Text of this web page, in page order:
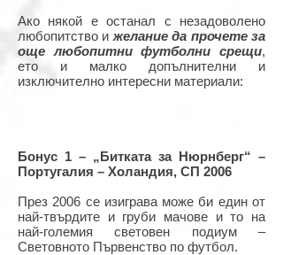
Ако някой е останал с незадоволено
любопитство и желание да прочете за
още любопитни футболни срещи,
ето и малко допълнителни и
изключително интересни материали:
Бонус 1 – „Битката за Нюрнберг“ –
Португалия – Холандия, СП 2006
През 2006 се изиграва може би един от
най-твърдите и груби мачове и то на
най-големия световен подиум –
Световното Първенство по футбол.